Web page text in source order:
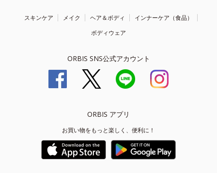
スキンケア メイク ヘア＆ボディ
インナーケア（食品）
ボディウェア
ORBIS SNS公式アカウント
ORBIS アプリ
お買い物をもっと楽しく、便利に！